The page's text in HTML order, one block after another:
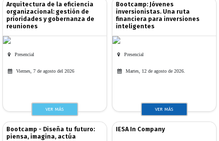
Arquitectura de la eficiencia
organizacional: gestión de
prioridades y gobernanza de
reuniones
Presencial
Viernes, 7 de agosto del 2026
VER MÁS
Bootcamp: Jóvenes
inversionistas. Una ruta
financiera para inversiones
inteligentes
Presencial
Martes, 12 de agosto de 2026.
VER MÁS
Bootcamp - Diseña tu futuro:
piensa, imagina, actúa
IESA In Company